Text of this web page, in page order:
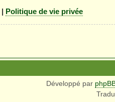
| Politique de vie privée
Développé par